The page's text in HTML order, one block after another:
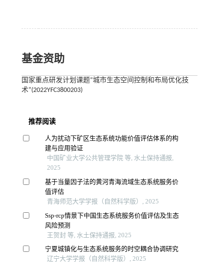
基金资助
国家重点研发计划课题“城市生态空间控制和布局优化技
术”(2022YFC3800203)